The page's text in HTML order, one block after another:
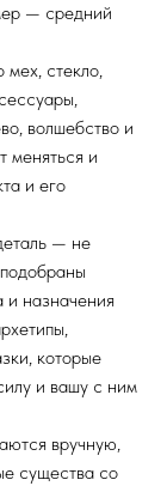
— средний
мех, стекло,
волшебство и
меняться и
и его
— не
и назначения
которые
и вашу с ним
вручную,
существа со